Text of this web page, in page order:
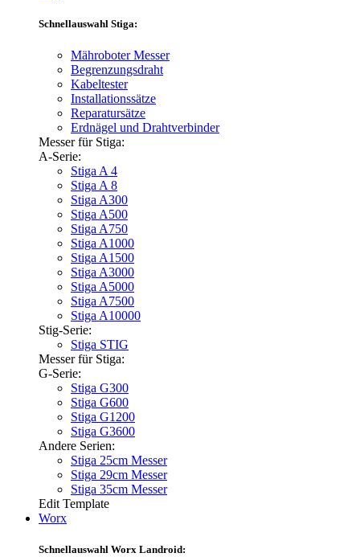
Schnellauswahl Stiga:
Mähroboter Messer
Begrenzungsdraht
Kabeltester
Installationssätze
Reparatursätze
Erdnägel und Drahtverbinder
Messer für Stiga:
A-Serie:
Stiga A 4
Stiga A 8
Stiga A300
Stiga A500
Stiga A750
Stiga A1000
Stiga A1500
Stiga A3000
Stiga A5000
Stiga A7500
Stiga A10000
Stig-Serie:
Stiga STIG
Messer für Stiga:
G-Serie:
Stiga G300
Stiga G600
Stiga G1200
Stiga G3600
Andere Serien:
Stiga 25cm Messer
Stiga 29cm Messer
Stiga 35cm Messer
Edit Template
Worx
Schnellauswahl Worx Landroid: